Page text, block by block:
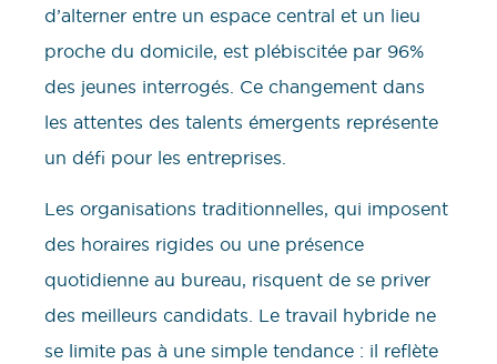
d’alterner entre un espace central et un lieu
proche du domicile, est plébiscitée par 96%
des jeunes interrogés. Ce changement dans
les attentes des talents émergents représente
un défi pour les entreprises.
Les organisations traditionnelles, qui imposent
des horaires rigides ou une présence
quotidienne au bureau, risquent de se priver
des meilleurs candidats. Le travail hybride ne
se limite pas à une simple tendance : il reflète